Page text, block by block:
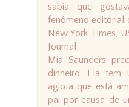
sabia que
fenômeno editorial
New York Times,
Journal
Mia Saunders
dinheiro. Ela
agiota que está
pai por causa de